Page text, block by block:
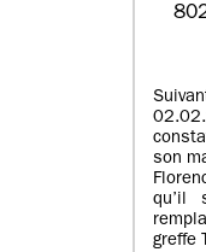
son
qu’il
greffe